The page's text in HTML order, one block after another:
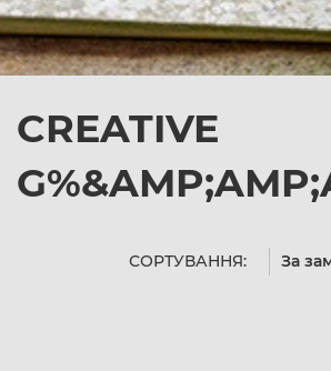
CREATIVE
СОРТУВАННЯ: За